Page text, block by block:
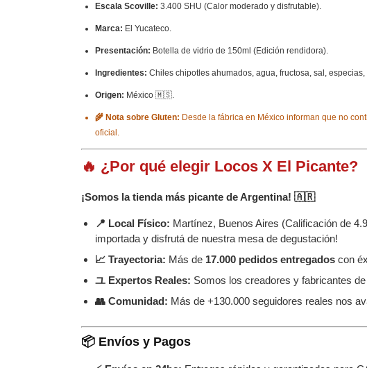
Escala Scoville: 3.400 SHU (Calor moderado y disfrutable).
Marca: El Yucateco.
Presentación: Botella de vidrio de 150ml (Edición rendidora).
Ingredientes: Chiles chipotles ahumados, agua, fructosa, sal,
Origen: México 🇲🇸.
🌾 Nota sobre Gluten: Desde la fábrica en México informan que no
oficial.
🔥 ¿Por qué elegir Locos X El Picante?
¡Somos la tienda más picante de Argentina! 🇦🇷
📍 Local Físico: Martínez, Buenos Aires (Calificación de
importada y disfrutá de nuestra mesa de degustación!
📈 Trayectoria: Más de 17.000 pedidos entregados con
ユ Expertos Reales: Somos los creadores y fabricantes
👥 Comunidad: Más de +130.000 seguidores reales nos
📦 Envíos y Pagos